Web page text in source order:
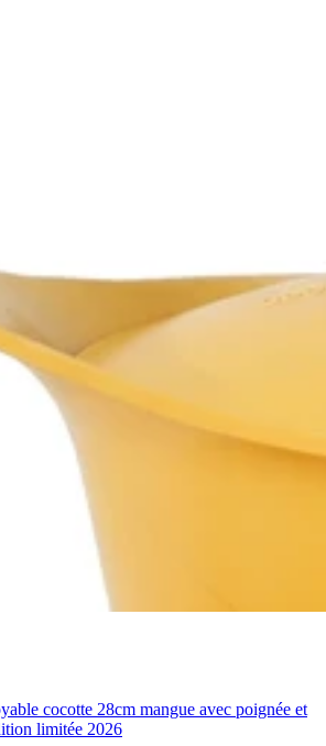
cocotte 28cm mangue avec poignée et
limitée 2026